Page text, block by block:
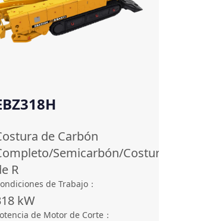
de Carbón
Semicarbón/Costura
R
de Trabajo ：
kW
de Motor de Corte ：